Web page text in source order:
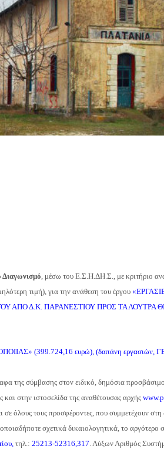
Διαγωνισμό, μέσω του Ε.Σ.Η.ΔΗ.Σ., με κριτήριο
τιμή), για την ανάθεση του έργου«
ΑΠΟ Δ.Κ. ΠΑΡΑΝΕΣΤΙΟΥ ΠΡΟΣ ΤΑ ΛΟΥΤΡΑ
(399.724,16 ευρώ), (δαπάνη εργασιών,
της σύμβασης στον ειδικό, δημόσια
στην ιστοσελίδα της αναθέτουσας αρχής
σε όλους τους προσφέροντες, που συμμετέχουν στη
σχετικά δικαιολογητικά, το αργότερο
,τηλ.:25213-52316,317. Αύξων Αριθμός